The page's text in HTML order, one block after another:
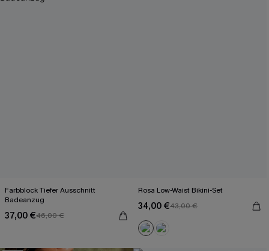
Farbblock Tiefer Ausschnitt
Badeanzug
37,00 €46,00 €
Rosa Low-Waist Bikini-Set
34,00 €43,00 €